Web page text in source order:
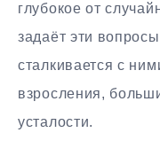
глубокое от
задаёт эти
сталкивается с
взросления,
усталости.